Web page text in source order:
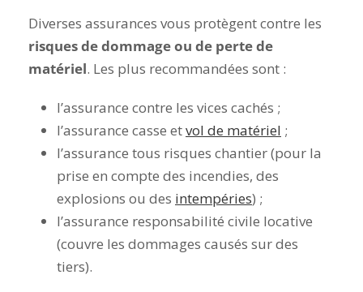
Diverses assurances vous protègent contre les
risques de dommage ou de perte de
matériel. Les plus recommandées sont :
l’assurance contre les vices cachés ;
l’assurance casse etvol de matériel ;
l’assurance tous risques chantier (pour la
prise en compte des incendies, des
explosions ou des intempéries) ;
l’assurance responsabilité civile locative
(couvre les dommages causés sur des
tiers).